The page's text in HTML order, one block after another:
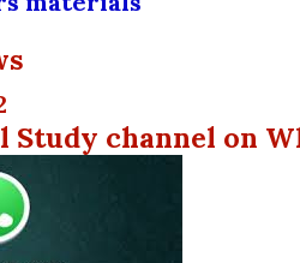
Study channel on